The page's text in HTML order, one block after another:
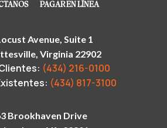
PAGAR EN LÍNEA
Avenue, Suite 1
Virginia 22902
(434) 216-0100
(434) 817-3100
Brookhaven Drive